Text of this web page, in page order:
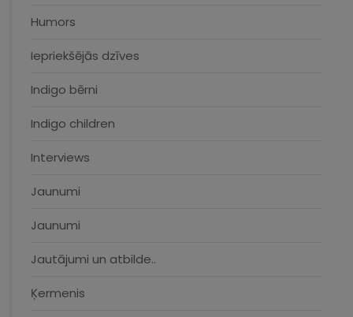
Humors
Iepriekšējās dzīves
Indigo bērni
Indigo children
Interviews
Jaunumi
Jaunumi
Jautājumi un atbilde..
Ķermenis